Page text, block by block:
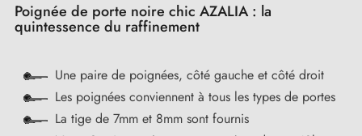
Poignée de porte noire chic AZALIA : la
quintessence du raffinement
Une paire de poignées, côté gauche et côté droit
Les poignées conviennent à tous les types de portes
La tige de 7mm et 8mm sont fournis